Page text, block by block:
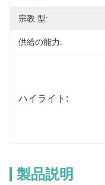
宗教 型:
供給の能力:
ハイライト:
製品説明